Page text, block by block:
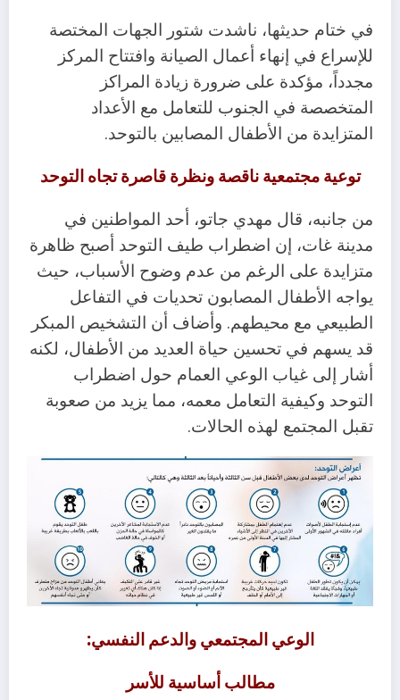
في ختام حديثها، ناشدت شتور الجهات المختصة
للإسراع في إنهاء أعمال الصيانة وافتتاح المركز
مجدداً، مؤكدة على ضرورة زيادة المراكز
المتخصصة في الجنوب للتعامل مع الأعداد
المتزايدة من الأطفال المصابين بالتوحد.
توعية مجتمعية ناقصة ونظرة قاصرة تجاه التوحد
من جانبه، قال مهدي جاتو، أحد المواطنين في
مدينة غات، إن اضطراب طيف التوحد أصبح ظاهرة
متزايدة على الرغم من عدم وضوح الأسباب، حيث
يواجه الأطفال المصابون تحديات في التفاعل
الطبيعي مع محيطهم. وأضاف أن التشخيص المبكر
قد يسهم في تحسين حياة العديد من الأطفال، لكنه
أشار إلى غياب الوعي العمام حول اضطراب
التوحد وكيفية التعامل معمه، مما يزيد من صعوبة
تقبل المجتمع لهذه الحالات.
الوعي المجتمعي والدعم النفسي:
مطالب أساسية للأسر